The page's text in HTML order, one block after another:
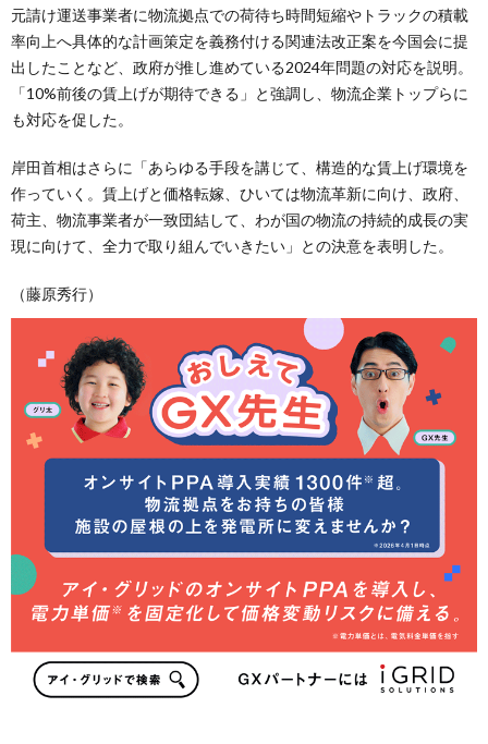
元請け運送事業者に物流拠点での荷待ち時間短縮やトラックの積載
率向上へ具体的な計画策定を義務付ける関連法改正案を今国会に提
出したことなど、政府が推し進めている2024年問題の対応を説明。
「10%前後の賃上げが期待できる」と強調し、物流企業トップらに
も対応を促した。
岸田首相はさらに「あらゆる手段を講じて、構造的な賃上げ環境を
作っていく。賃上げと価格転嫁、ひいては物流革新に向け、政府、
荷主、物流事業者が一致団結して、わが国の物流の持続的成長の実
現に向けて、全力で取り組んでいきたい」との決意を表明した。
（藤原秀行）